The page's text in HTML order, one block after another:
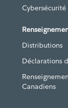
Cybersécurité
Distributions
Déclarations
Canadiens